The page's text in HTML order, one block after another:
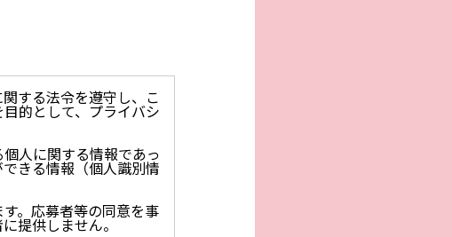
する法令を遵守し、こ
的として、プライバシ
人に関する情報であっ
きる情報（個人識別情
。応募者等の同意を事
提供しません。